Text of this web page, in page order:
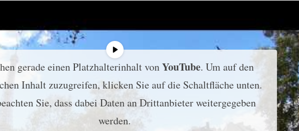
gerade einen Platzhalterinhalt vonYouTube. Um auf den
Inhalt zuzugreifen, klicken Sie auf die Schaltfläche unten.
Sie, dass dabei Daten an Drittanbieter weitergegeben
werden.